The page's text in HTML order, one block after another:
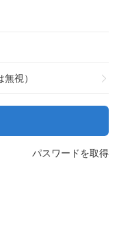
視）
パスワードを取得